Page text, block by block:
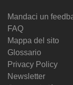
Mandaci un
FAQ
Mappa del sito
Glossario
Privacy Policy
Newsletter